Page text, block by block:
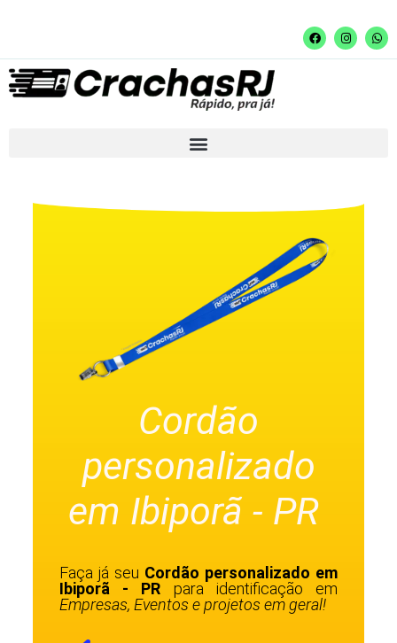
Cordão
personalizado
em Ibiporã - PR
Faça já seu Cordão personalizado em
Ibiporã - PR para identificação em
Empresas, Eventos e projetos em geral!